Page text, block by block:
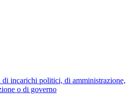
di incarichi politici, di amministrazione,
o di governo